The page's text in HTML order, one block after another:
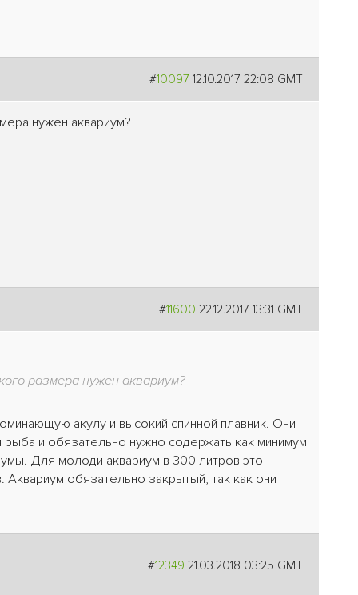
#10097 12.10.2017 22:08 GMT
нужен аквариум?
#11600 22.12.2017 13:31 GMT
размера нужен аквариум?
акулу и высокий спинной плавник. Они
рыба и обязательно нужно содержать как минимум
Для молоди аквариум в 300 литров это
обязательно закрытый, так как они
#12349 21.03.2018 03:25 GMT